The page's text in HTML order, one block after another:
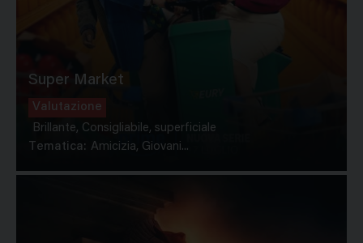
Super Market
Valutazione
Brillante, Consigliabile, superficiale
Tematica: Amicizia, Giovani...